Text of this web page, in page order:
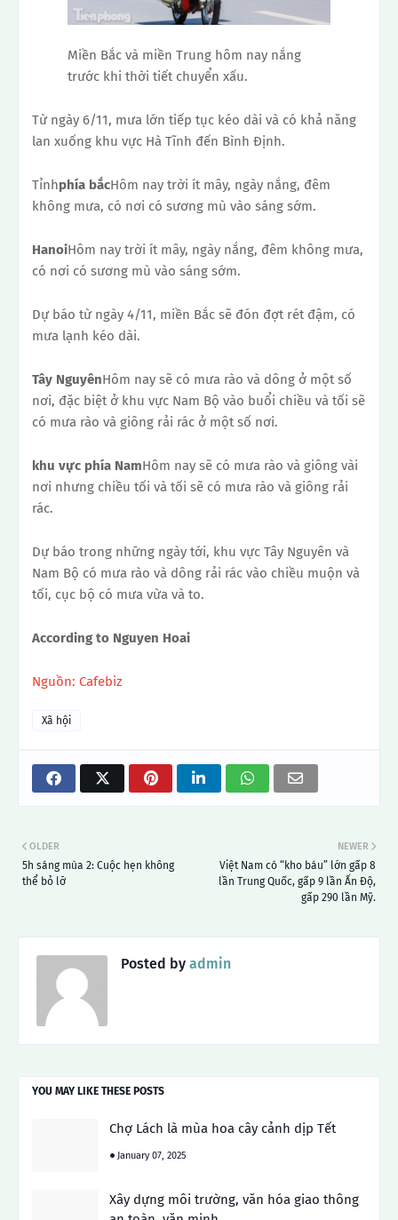
Miền Bắc và miền Trung hôm nay nắng
trước khi thời tiết chuyển xấu.
Từ ngày 6/11, mưa lớn tiếp tục kéo dài và có khả năng
lan xuống khu vực Hà Tĩnh đến Bình Định.
Tỉnhphía bắcHôm nay trời ít mây, ngày nắng, đêm
không mưa, có nơi có sương mù vào sáng sớm.
HanoiHôm nay trời ít mây, ngày nắng, đêm không mưa,
có nơi có sương mù vào sáng sớm.
Dự báo từ ngày 4/11, miền Bắc sẽ đón đợt rét đậm, có
mưa lạnh kéo dài.
Tây NguyênHôm nay sẽ có mưa rào và dông ở một số
nơi, đặc biệt ở khu vực Nam Bộ vào buổi chiều và tối sẽ
có mưa rào và giông rải rác ở một số nơi.
khu vực phía NamHôm nay sẽ có mưa rào và giông vài
nơi nhưng chiều tối và tối sẽ có mưa rào và giông rải
rác.
Dự báo trong những ngày tới, khu vực Tây Nguyên và
Nam Bộ có mưa rào và dông rải rác vào chiều muộn và
tối, cục bộ có mưa vừa và to.
According to Nguyen Hoai
Nguồn: Cafebiz
Xã hội
NEWER
Việt Nam có “kho báu” lớn gấp 8
lần Trung Quốc, gấp 9 lần Ấn Độ,
gấp 290 lần Mỹ.
OLDER
5h sáng mùa 2: Cuộc hẹn không
thể bỏ lỡ
Posted by admin
YOU MAY LIKE THESE POSTS
Chợ Lách là mùa hoa cây cảnh dịp Tết
January 07, 2025
Xây dựng môi trường, văn hóa giao thông